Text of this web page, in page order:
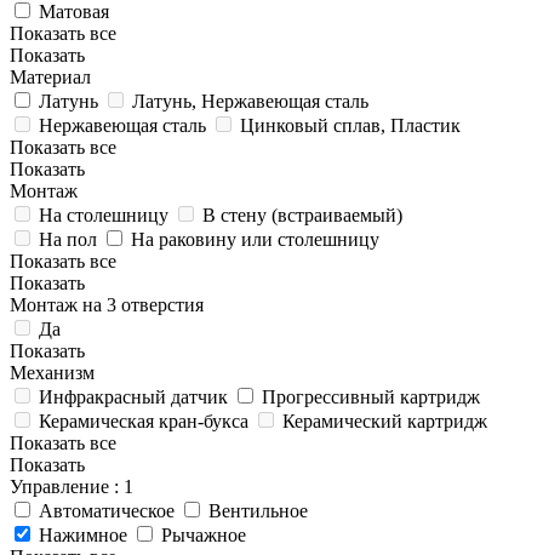
Матовая
Показать все
Показать
Материал
Латунь
Латунь, Нержавеющая сталь
Нержавеющая сталь
Цинковый сплав, Пластик
Показать все
Показать
Монтаж
На столешницу
В стену (встраиваемый)
На пол
На раковину или столешницу
Показать все
Показать
Монтаж на 3 отверстия
Да
Показать
Механизм
Инфракрасный датчик
Прогрессивный картридж
Керамическая кран-букса
Керамический картридж
Показать все
Показать
Управление : 1
Автоматическое
Вентильное
Нажимное
Рычажное